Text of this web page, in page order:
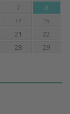
7
8
14
15
21
22
28
29